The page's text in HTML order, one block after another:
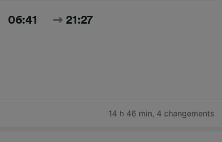
06:41 21:27
14 h 46 min, 4 changements